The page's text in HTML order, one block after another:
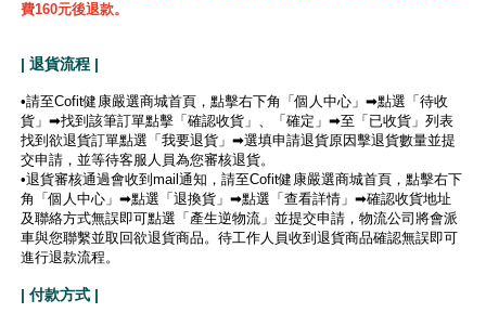
費160元後退款。
| 退貨流程 |
•請至Cofit健康嚴選商城首頁，點擊右下角「個人中心」➡點選「待收
貨」➡找到該筆訂單點擊「確認收貨」、「確定」➡至「已收貨」列表
找到欲退貨訂單點選「我要退貨」➡選填申請退貨原因擊退貨數量並提
交申請，並等待客服人員為您審核退貨。
•退貨審核通過會收到mail通知，請至Cofit健康嚴選商城首頁，點擊右下
角「個人中心」➡點選「退換貨」➡點選「查看詳情」➡確認收貨地址
及聯絡方式無誤即可點選「產生逆物流」並提交申請，物流公司將會派
車與您聯繫並取回欲退貨商品。待工作人員收到退貨商品確認無誤即可
進行退款流程。
| 付款方式 |